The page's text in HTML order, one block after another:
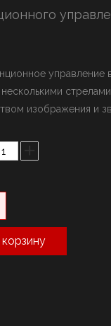
управление
изображения и